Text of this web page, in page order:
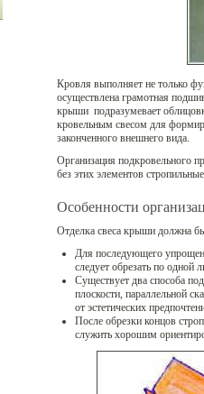
Кровля выполняет не только
осуществлена грамотная
крыши подразумевает
кровельным свесом для
законченного внешнего вида.
Организация подкровельного
без этих элементов
Особенности
Отделка свеса крыши должна
Для последующего
следует обрезать по одной
Существует два способа
плоскости, параллельной
от эстетических
После обрезки концов
служить хорошим